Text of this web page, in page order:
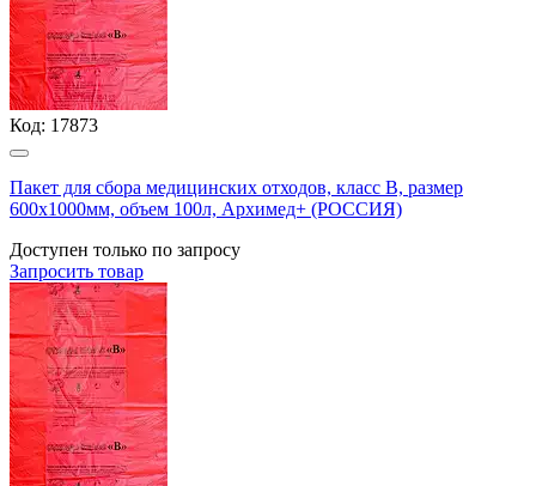
Код: 17873
Пакет для сбора медицинских отходов, класс В, размер
600х1000мм, объем 100л, Архимед+ (РОССИЯ)
Доступен только по запросу
Запросить товар